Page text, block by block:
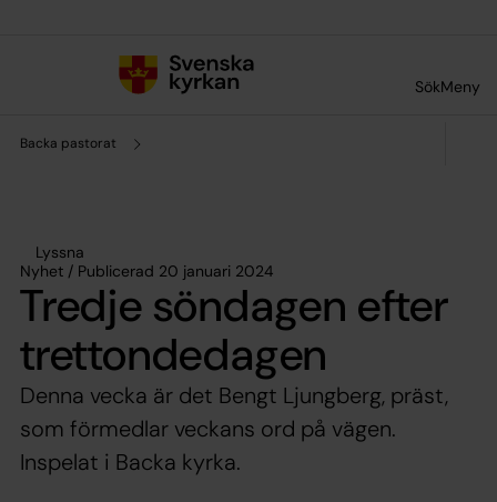
SökMeny
Backa pastorat
Lyssna
Nyhet / Publicerad 20 januari 2024
Tredje söndagen efter
trettondedagen
Denna vecka är det Bengt Ljungberg, präst,
som förmedlar veckans ord på vägen.
Inspelat i Backa kyrka.